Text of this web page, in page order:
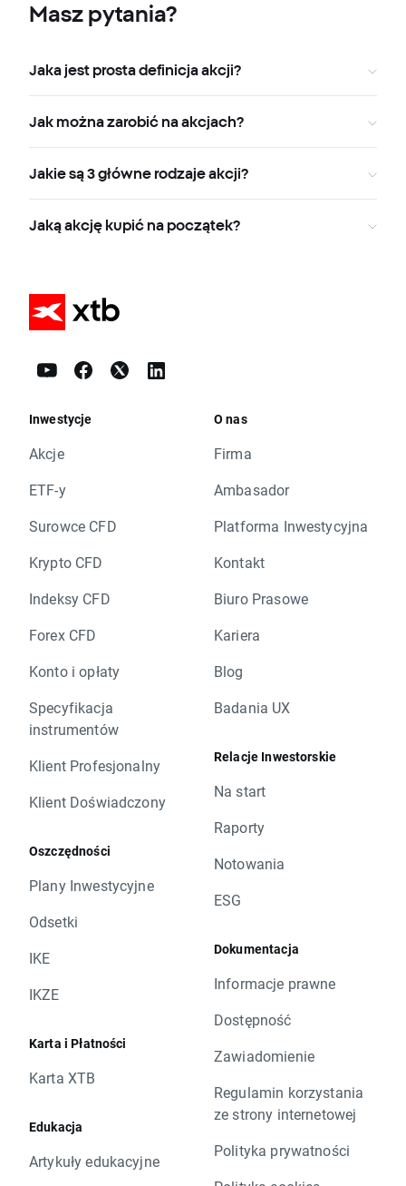
Masz pytania?
Jaka jest prosta definicja akcji?
Jak można zarobić na akcjach?
Jakie są 3 główne rodzaje akcji?
Jaką akcję kupić na początek?
Inwestycje
Akcje
ETF-y
Surowce CFD
Krypto CFD
Indeksy CFD
Forex CFD
Konto i opłaty
Specyfikacja
instrumentów
Klient Profesjonalny
Klient Doświadczony
Oszczędności
Plany Inwestycyjne
Odsetki
IKE
IKZE
Karta i Płatności
Karta XTB
Edukacja
Artykuły edukacyjne
O nas
Firma
Ambasador
Platforma Inwestycyjna
Kontakt
Biuro Prasowe
Kariera
Blog
Badania UX
Relacje Inwestorskie
Na start
Raporty
Notowania
ESG
Dokumentacja
Informacje prawne
Dostępność
Zawiadomienie
Regulamin korzystania
ze strony internetowej
Polityka prywatności